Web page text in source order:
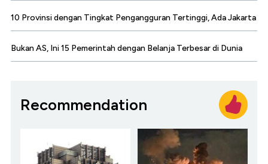
10 Provinsi dengan Tingkat Pengangguran Tertinggi, Ada Jakarta
Bukan AS, Ini 15 Pemerintah dengan Belanja Terbesar di Dunia
Recommendation